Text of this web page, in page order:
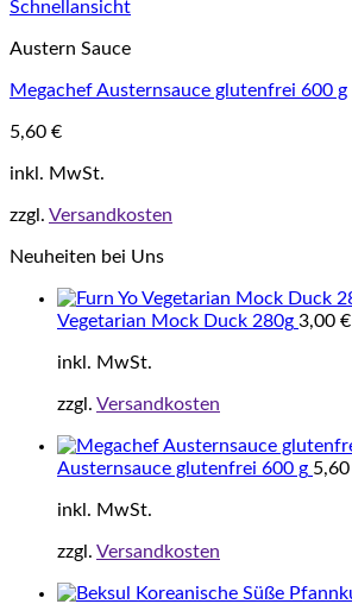
Schnellansicht
Austern Sauce
Megachef Austernsauce glutenfrei 600 g
5,60 €
inkl. MwSt.
zzgl. Versandkosten
Neuheiten bei Uns
Vegetarian Mock Duck 280g 3,00 €
inkl. MwSt.
zzgl. Versandkosten
Austernsauce glutenfrei 600 g 5,60
inkl. MwSt.
zzgl. Versandkosten